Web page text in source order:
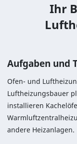
Ihr
Aufgaben und
Ofen- und
Luftheizungsbauer
installieren
andere Heizanlagen.